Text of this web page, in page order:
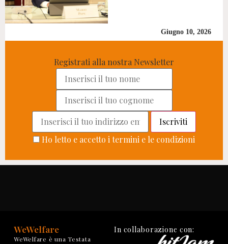
Giugno 10, 2026
Registrati alla nostra Newsletter
Ho letto e accetto i termini e le condizioni
WeWelfare
WeWelfare è una Testata
In collaborazione con: